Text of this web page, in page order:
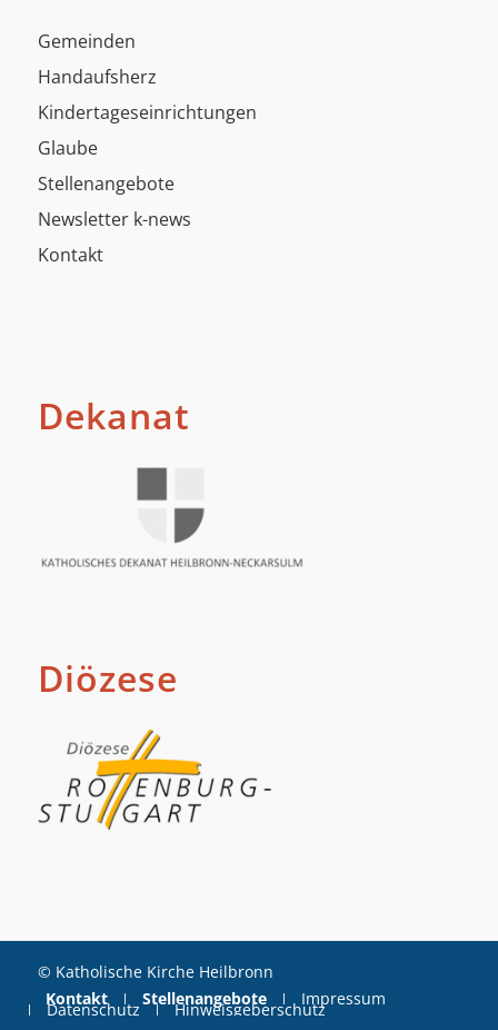
Gemeinden
Handaufsherz
Kindertageseinrichtungen
Glaube
Stellenangebote
Newsletter k-news
Kontakt
Dekanat
Diözese
© Katholische Kirche Heilbronn
Kontakt
Stellenangebote Impressum
Datenschutz Hinweisgeberschutz